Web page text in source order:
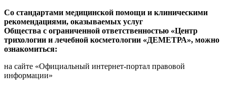
Со стандартами медицинской помощи и клиническими
рекомендациями, оказываемых услуг
Общества с ограниченной ответственностью «Центр
трихологии и лечебной косметологии «ДЕМЕТРА», можно
ознакомиться:
на сайте «Официальный интернет-портал правовой
информации»